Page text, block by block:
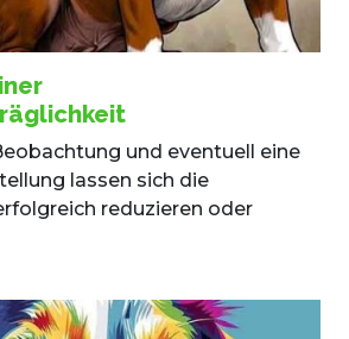
und eventuell eine
lassen sich die
reduzieren oder